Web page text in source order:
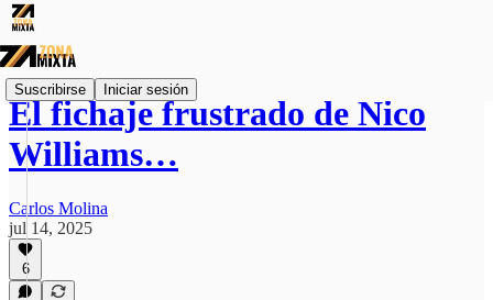
Suscribirse Iniciar sesión
El fichaje frustrado de Nico
Williams…
Carlos Molina
jul 14, 2025
6